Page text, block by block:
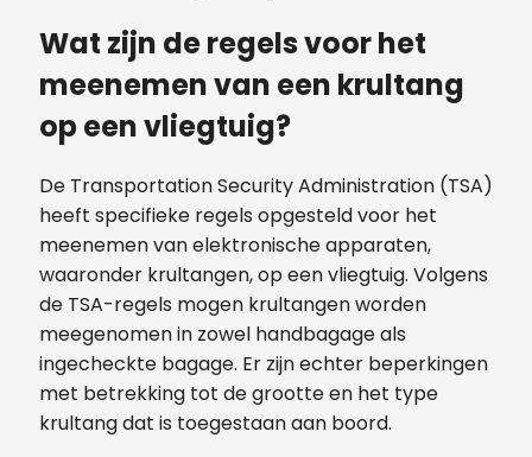
Wat zijn de regels voor het
meenemen van een krultang
op een vliegtuig?
De Transportation Security Administration (TSA)
heeft specifieke regels opgesteld voor het
meenemen van elektronische apparaten,
waaronder krultangen, op een vliegtuig. Volgens
de TSA-regels mogen krultangen worden
meegenomen in zowel handbagage als
ingecheckte bagage. Er zijn echter beperkingen
met betrekking tot de grootte en het type
krultang dat is toegestaan aan boord.